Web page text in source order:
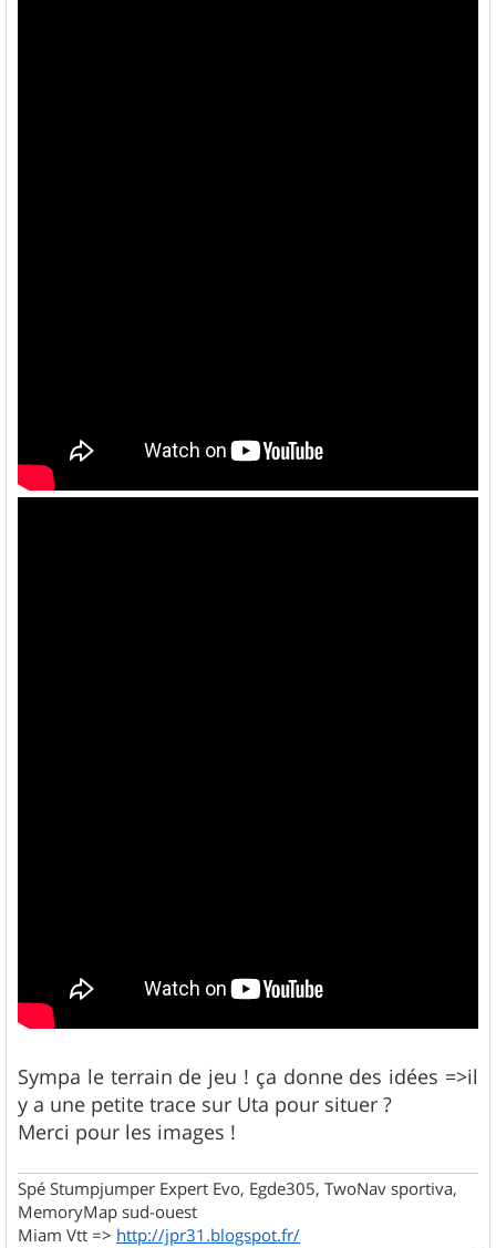
Sympa le terrain de jeu ! ça donne des idées =>il
y a une petite trace sur Uta pour situer ?
Merci pour les images !
Spé Stumpjumper Expert Evo, Egde305, TwoNav sportiva,
MemoryMap sud-ouest
Miam Vtt => http://jpr31.blogspot.fr/